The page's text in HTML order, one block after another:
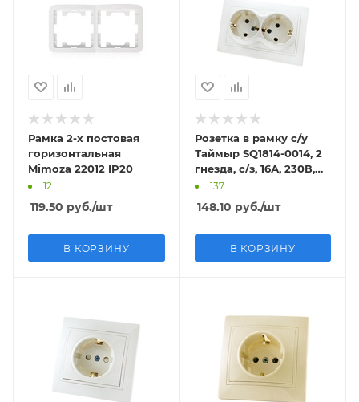
Рамка 2-х постовая
горизонтальная
Mimoza 22012 IP20
: 12
119.50 руб./шт
В КОРЗИНУ
Розетка в рамку с/у
Таймыр SQ1814-0014, 2
гнезда, с/з, 16А, 230В,
IP20
: 137
148.10 руб./шт
В КОРЗИНУ